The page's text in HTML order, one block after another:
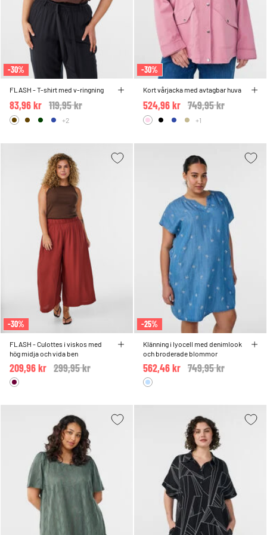
-30%
FLASH - T-shirt med v-ringning
Price reduced from
119,95 kr
83,96 kr
+2
-30%
Kort vårjacka med avtagbar huva
Price reduced from
749,95 kr
524,96 kr
+1
-30%
FLASH - Culottes i viskos med
hög midja och vida ben
Price reduced from
299,95 kr
209,96 kr
-25%
Klänning i lyocell med denimlook
och broderade blommor
Price reduced from
749,95 kr
562,46 kr